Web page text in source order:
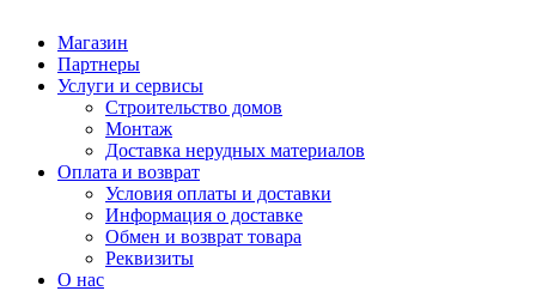
Магазин
Партнеры
Услуги и сервисы
Строительство домов
Монтаж
Доставка нерудных материалов
Оплата и возврат
Условия оплаты и доставки
Информация о доставке
Обмен и возврат товара
Реквизиты
О нас